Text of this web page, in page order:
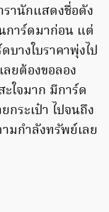
รานักแสดงชื่อดัง
การ์ดมาก่อน แต่
บางใบราคาพุ่งไป
ยต้องขอลอง
ใจมาก มีการ์ด
กระเป๋า ไปจนถึง
มกำลังทรัพย์เลย